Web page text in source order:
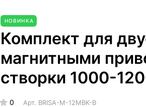
НОВИНКА
Комплект для
магнитными
створки 1000-
0 Арт. BRISA-M-12MBK-B